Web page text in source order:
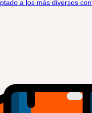
a los más diversos